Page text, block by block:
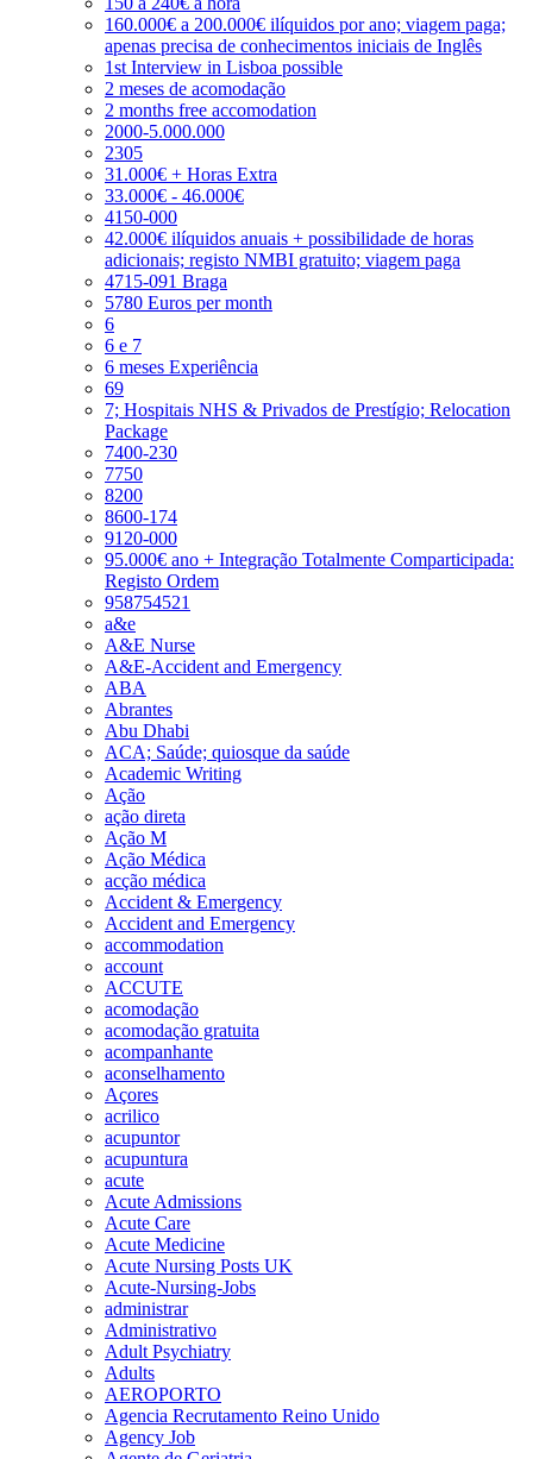
160.000€ a 200.000€ ilíquidos por ano; viagem paga;
apenas precisa de conhecimentos iniciais de Inglês
1st Interview in Lisboa possible
2 meses de acomodação
2 months free accomodation
2000-5.000.000
2305
31.000€ + Horas Extra
33.000€ - 46.000€
4150-000
42.000€ ilíquidos anuais + possibilidade de horas
adicionais; registo NMBI gratuito; viagem paga
4715-091 Braga
5780 Euros per month
6
6 e 7
6 meses Experiência
69
7; Hospitais NHS & Privados de Prestígio; Relocation
Package
7400-230
7750
8200
8600-174
9120-000
95.000€ ano + Integração Totalmente Comparticipada:
Registo Ordem
958754521
a&e
A&E Nurse
A&E-Accident and Emergency
ABA
Abrantes
Abu Dhabi
ACA; Saúde; quiosque da saúde
Academic Writing
Ação
ação direta
Ação M
Ação Médica
acção médica
Accident & Emergency
Accident and Emergency
accommodation
account
ACCUTE
acomodação
acomodação gratuita
acompanhante
aconselhamento
Açores
acrilico
acupuntor
acupuntura
acute
Acute Admissions
Acute Care
Acute Medicine
Acute Nursing Posts UK
Acute-Nursing-Jobs
administrar
Administrativo
Adult Psychiatry
Adults
AEROPORTO
Agencia Recrutamento Reino Unido
Agency Job